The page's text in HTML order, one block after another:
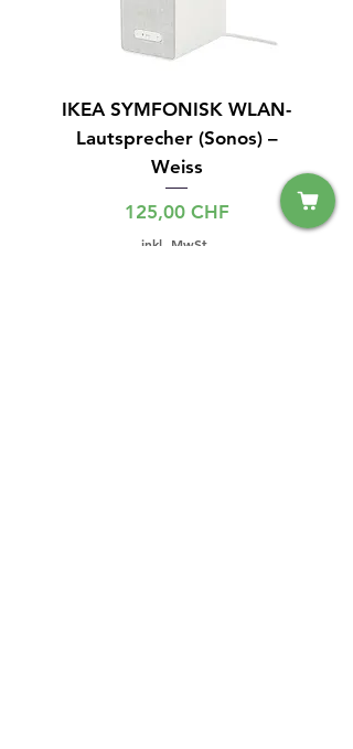
IKEA SYMFONISK WLAN-
Lautsprecher (Sonos) –
Weiss
Preis
125,00 CHF
inkl. MwSt.